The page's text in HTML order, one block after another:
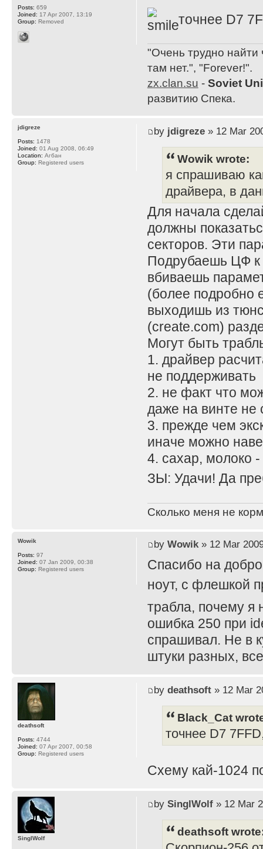
точнее D7
"Очень трудно найти
там нет.", "Forever!".
zx.clan.su - Soviet
развитию Спека.
Posts: 659
Joined: 17 Apr 2007, 13:19
Group: Removed
by jdigreze» 12 Mar
Wowik wrote:
я спрашиваю
драйвера, в
Для начала
должны
секторов. Эти
Подрубаешь ЦФ к
вбиваешь
(более подробно
выходишь из
(create.com)
Могут быть
1. драйвер
не поддерживать
2. не факт что
даже на винте не
3. прежде чем
иначе можно
4. сахар, молоко -
ЗЫ: Удачи! Да
Сколько меня не
jdigreze
Posts: 1478
Joined: 01 Aug 2008, 06:49
Location: Агбан
Group: Registered users
by Wowik» 12 Mar
Спасибо на
ноут, с флешкой
трабла, почему я
ошибка 250 при
спрашивал. Не в
штуки разных,
Wowik
Posts: 97
Joined: 07 Jan 2009, 00:38
Group: Registered users
by deathsoft» 12 Mar
Black_Cat
точнее D7
Схему кай-1024
deathsoft
Posts: 4744
Joined: 07 Apr 2007, 00:58
Group: Registered users
by SinglWolf» 12 Mar
deathsoft
SinglWolf